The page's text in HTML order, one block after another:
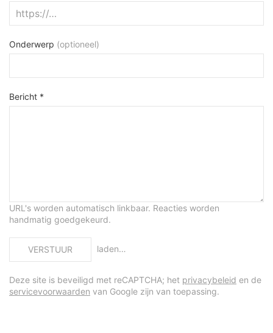
Onderwerp (optioneel)
Bericht *
URL's worden automatisch linkbaar. Reacties worden
handmatig goedgekeurd.
VERSTUUR laden…
Deze site is beveiligd met reCAPTCHA; het privacybeleid en de
servicevoorwaarden van Google zijn van toepassing.